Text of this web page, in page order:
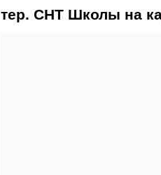
тер. СНТ Школы на